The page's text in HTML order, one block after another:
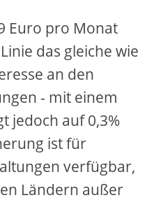
Euro pro Monat
das gleiche wie
an den
- mit einem
jedoch auf 0,3%
ist für
verfügbar,
Ländern außer